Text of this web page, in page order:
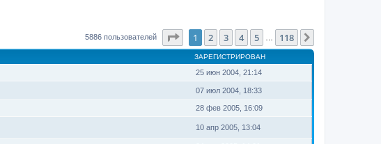
5886 пользователей Страница1 из 118
1 2 3 4 5 118
ЗАРЕГИСТРИРОВАН
25 июн 2004, 21:14
07 июл 2004, 18:33
28 фев 2005, 16:09
10 апр 2005, 13:04